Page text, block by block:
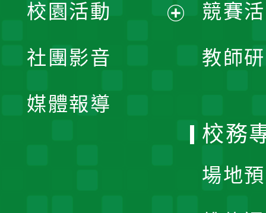
競賽
教師
開
校園活動
社團影音
媒體報導
校務
場地